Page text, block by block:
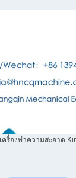
ครื่องทําความสะอาด